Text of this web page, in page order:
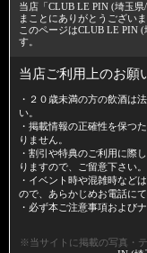
当店「CLUB LE PIN (埼玉
まことにありがとうございま
このページはCLUB LE PIN
す。
当店ご利用上のお願
・２０歳未満の方の飲酒は
い。
・掲載情報の正確性を保つ
りません。
・割引や特典のご利用に際
りますので、ご留意下さい。
・イベント時や混雑時など
ので、あらかじめお電話に
・必ず本ご注意事項および
※当サイトに掲載の写真・